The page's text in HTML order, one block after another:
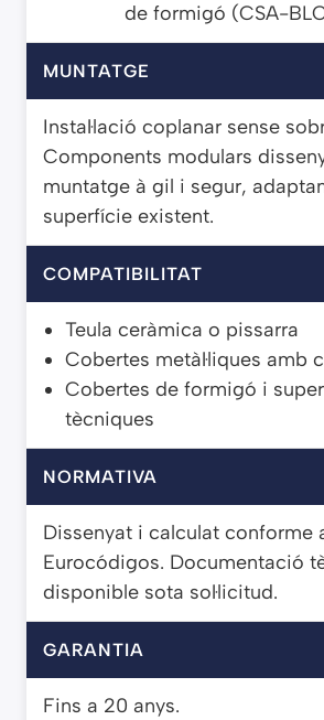
de formigó (CSA-
MUNTATGE
Instal·lació coplanar sense
Components modulars
muntatge à gil i segur,
superfície existent.
COMPATIBILITAT
Teula ceràmica o pissarra
Cobertes metàl·liques amb
Cobertes de formigó i
tècniques
NORMATIVA
Dissenyat i calculat conforme
Eurocódigos. Documentació
disponible sota sol·licitud.
GARANTIA
Fins a 20 anys.